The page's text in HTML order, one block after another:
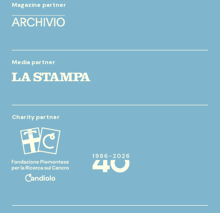
Magazine partner
Media partner
Charity partner